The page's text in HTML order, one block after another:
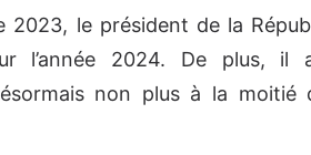
2023, le président de la
l’année 2024. De plus, il
non plus à la